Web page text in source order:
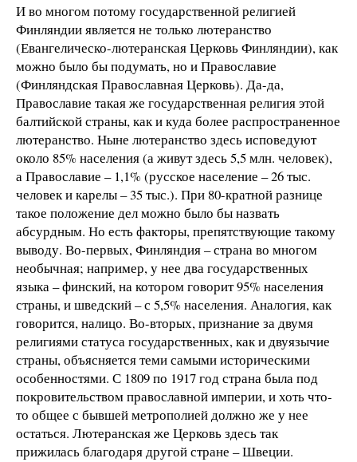
И во многом потому государственной религией
Финляндии является не только лютеранство
(Евангелическо-лютеранская Церковь Финляндии), как
можно было бы подумать, но и Православие
(Финляндская Православная Церковь). Да-да,
Православие такая же государственная религия этой
балтийской страны, как и куда более распространенное
лютеранство. Ныне лютеранство здесь исповедуют
около 85% населения (а живут здесь 5,5 млн. человек),
а Православие – 1,1% (русское население – 26 тыс.
человек и карелы – 35 тыс.). При 80-кратной разнице
такое положение дел можно было бы назвать
абсурдным. Но есть факторы, препятствующие такому
выводу. Во-первых, Финляндия – страна во многом
необычная; например, у нее два государственных
языка – финский, на котором говорит 95% населения
страны, и шведский – с 5,5% населения. Аналогия, как
говорится, налицо. Во-вторых, признание за двумя
религиями статуса государственных, как и двуязычие
страны, объясняется теми самыми историческими
особенностями. С 1809 по 1917 год страна была под
покровительством православной империи, и хоть что-
то общее с бывшей метрополией должно же у нее
остаться. Лютеранская же Церковь здесь так
прижилась благодаря другой стране – Швеции.